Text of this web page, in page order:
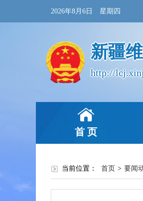
2026年8月6日 星期四
新疆
http://
首 页
当前位置： 首页 > 要闻